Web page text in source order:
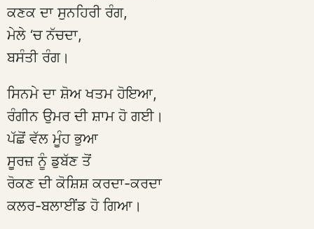
ਕਣਕ ਦਾ ਸੁਨਹਿਰੀ ਰੰਗ,
ਮੇਲੇ ‘ਚ ਨੱਚਦਾ,
ਬਸੰਤੀ ਰੰਗ।
ਸਿਨਮੇ ਦਾ ਸ਼ੋਅ ਖਤਮ ਹੋਇਆ,
ਰੰਗੀਨ ਉਮਰ ਦੀ ਸ਼ਾਮ ਹੋ ਗਈ।
ਪੱਛੋਂ ਵੱਲ ਮੂੰਹ ਭੁਆ
ਸੂਰਜ਼ ਨੂੰ ਡੁਬੱਣ ਤੋਂ
ਰੋਕਣ ਦੀ ਕੋਸ਼ਿਸ਼ ਕਰਦਾ-ਕਰਦਾ
ਕਲਰ-ਬਲਾਈਂਡ ਹੋ ਗਿਆ।